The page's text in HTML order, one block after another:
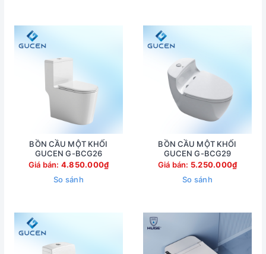
BỒN CẦU MỘT KHỐI
GUCEN G-BCG26
Giá bán: 4.850.000₫
So sánh
BỒN CẦU MỘT KHỐI
GUCEN G-BCG29
Giá bán: 5.250.000₫
So sánh